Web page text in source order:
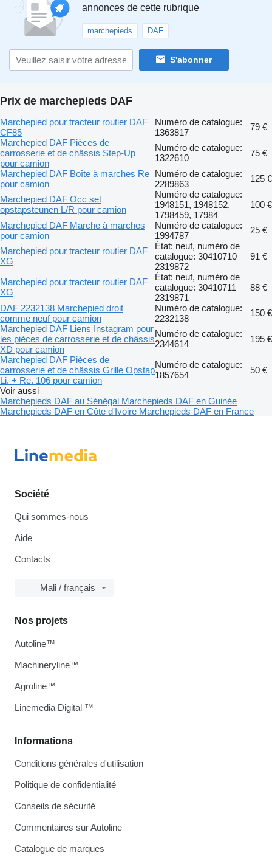
annonces de cette rubrique
marchepieds DAF
S'abonner
Prix de marchepieds DAF
Marchepied pour tracteur routier DAF
CF85
Numéro de catalogue:
1363817
79 €
Marchepied DAF Pièces de
carrosserie et de châssis Step-Up
pour camion
Numéro de catalogue:
1322610
75 €
Marchepied DAF Boîte à marches Re
pour camion
Numéro de catalogue:
2289863
125 €
Marchepied DAF Occ set
opstapsteunen L/R pour camion
Numéro de catalogue:
1948151, 1948152,
1798459, 17984
100 €
Marchepied DAF Marche à marches
pour camion
Numéro de catalogue:
1994787
25 €
Marchepied pour tracteur routier DAF
XG
État: neuf, numéro de
catalogue: 30410710
2319872
91 €
Marchepied pour tracteur routier DAF
XG
État: neuf, numéro de
catalogue: 30410711
2319871
88 €
DAF 2232138 Marchepied droit
comme neuf pour camion
Numéro de catalogue:
2232138
150 €
Marchepied DAF Liens Instagram pour
les pièces de carrosserie et de châssis
XD pour camion
Numéro de catalogue:
2344614
195 €
Marchepied DAF Pièces de
carrosserie et de châssis Grille Opstap
Li. + Re. 106 pour camion
Numéro de catalogue:
1857654
50 €
Voir aussi
Marchepieds DAF au Sénégal Marchepieds DAF en Guinée
Marchepieds DAF en Côte d'Ivoire Marchepieds DAF en France
Société
Qui sommes-nous
Aide
Contacts
Mali / français
Informations
Conditions générales d'utilisation
Politique de confidentialité
Conseils de sécurité
Commentaires sur Autoline
Catalogue de marques
Nos projets
Autoline™
Machineryline™
Agroline™
Linemedia Digital ™